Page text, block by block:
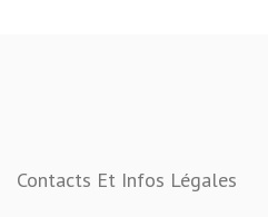
Contacts Et Infos Légales